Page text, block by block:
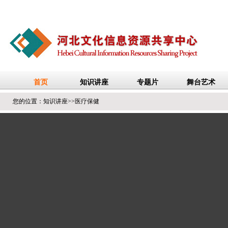
您的位置： 知识讲座>> 医疗保健